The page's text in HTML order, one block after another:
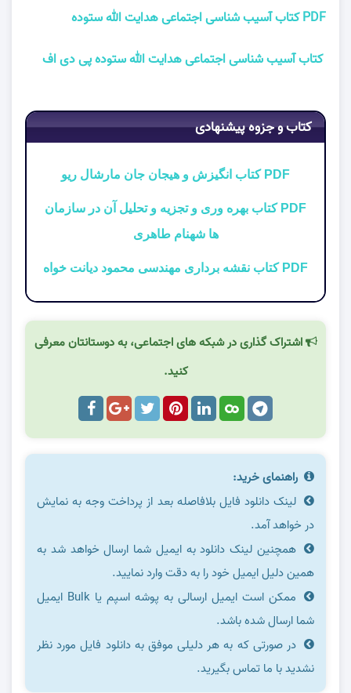
PDF کتاب آسیب شناسی اجتماعی هدایت الله ستوده
کتاب آسیب شناسی اجتماعی هدایت الله ستوده پی دی اف
کتاب و جزوه پیشنهادی
PDF کتاب انگیزش و هیجان جان مارشال ریو
PDF کتاب بهره وری و تجزیه و تحلیل آن در سازمان
ها شهنام طاهری
PDF کتاب نقشه برداری مهندسی محمود دیانت خواه
اشتراک گذاری در شبکه های اجتماعی، به دوستانتان معرفی
کنید.
راهنمای خرید:
لینک دانلود فایل بلافاصله بعد از پرداخت وجه به نمایش
در خواهد آمد.
همچنین لینک دانلود به ایمیل شما ارسال خواهد شد به
همین دلیل ایمیل خود را به دقت وارد نمایید.
ممکن است ایمیل ارسالی به پوشه اسپم یا Bulk ایمیل
شما ارسال شده باشد.
در صورتی که به هر دلیلی موفق به دانلود فایل مورد نظر
نشدید با ما تماس بگیرید.